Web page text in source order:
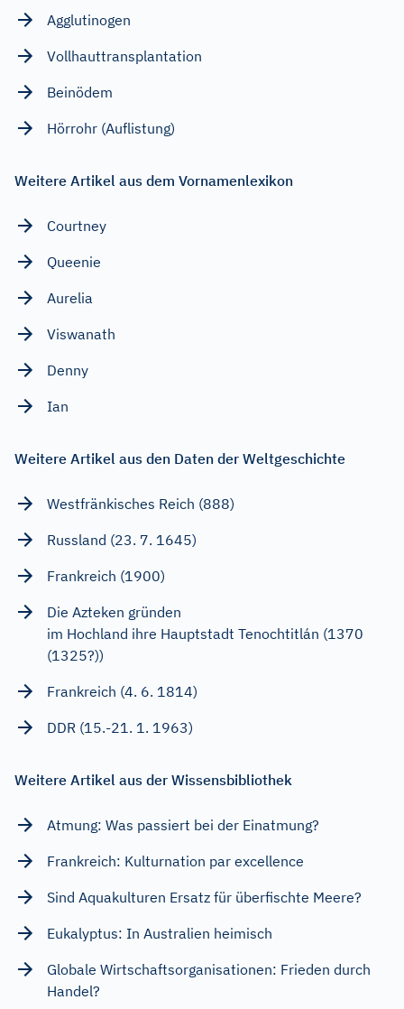
Agglutinogen
Vollhauttransplantation
Beinödem
Hörrohr (Auflistung)
Weitere Artikel aus dem Vornamenlexikon
Courtney
Queenie
Aurelia
Viswanath
Denny
Ian
Weitere Artikel aus den Daten der Weltgeschichte
Westfränkisches Reich (888)
Russland (23. 7. 1645)
Frankreich (1900)
Die Azteken gründen
im Hochland ihre Hauptstadt Tenochtitlán (1370
(1325?))
Frankreich (4. 6. 1814)
DDR (15.-21. 1. 1963)
Weitere Artikel aus der Wissensbibliothek
Atmung: Was passiert bei der Einatmung?
Frankreich: Kulturnation par excellence
Sind Aquakulturen Ersatz für überfischte Meere?
Eukalyptus: In Australien heimisch
Globale Wirtschaftsorganisationen: Frieden durch
Handel?